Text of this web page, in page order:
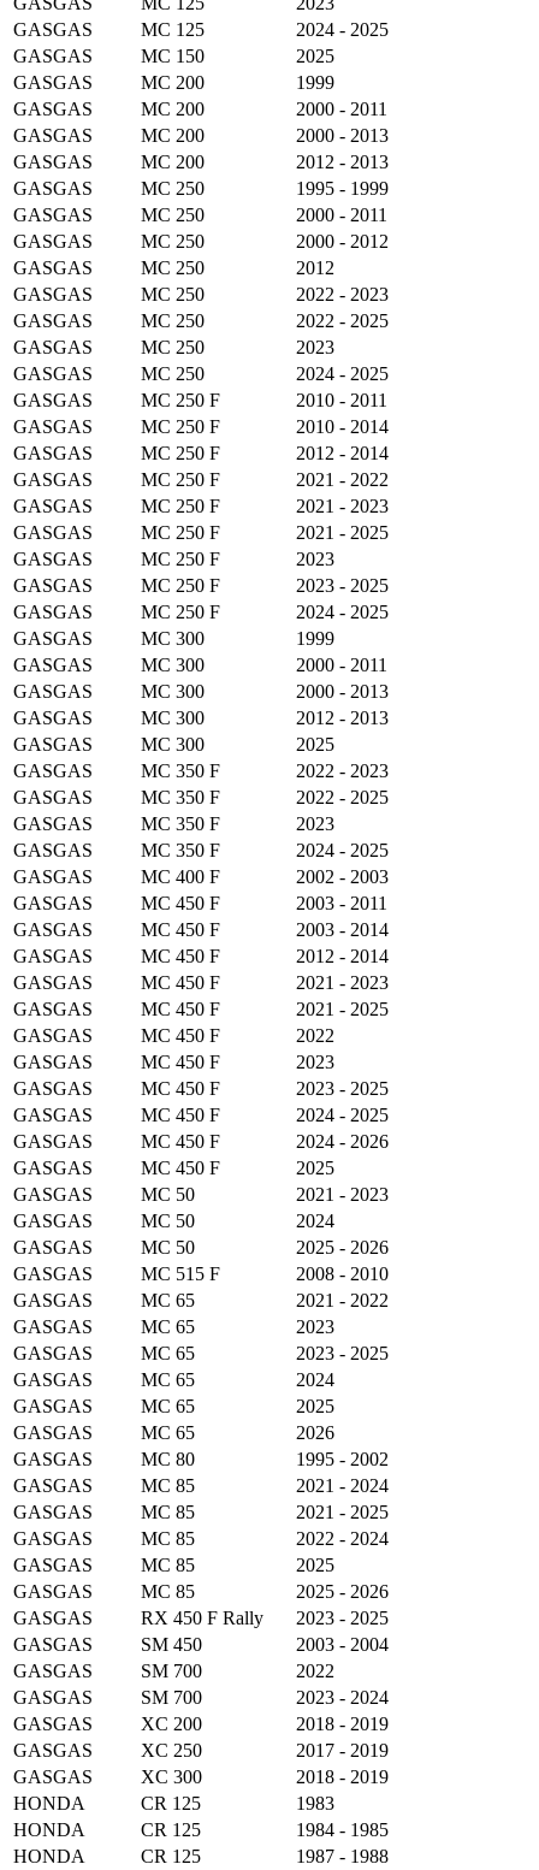
GASGAS
MC 125
2024 - 2025
GASGAS
MC 150
2025
GASGAS
MC 200
1999
GASGAS
MC 200
2000 - 2011
GASGAS
MC 200
2000 - 2013
GASGAS
MC 200
2012 - 2013
GASGAS
MC 250
1995 - 1999
GASGAS
MC 250
2000 - 2011
GASGAS
MC 250
2000 - 2012
GASGAS
MC 250
2012
GASGAS
MC 250
2022 - 2023
GASGAS
MC 250
2022 - 2025
GASGAS
MC 250
2023
GASGAS
MC 250
2024 - 2025
GASGAS
MC 250 F
2010 - 2011
GASGAS
MC 250 F
2010 - 2014
GASGAS
MC 250 F
2012 - 2014
GASGAS
MC 250 F
2021 - 2022
GASGAS
MC 250 F
2021 - 2023
GASGAS
MC 250 F
2021 - 2025
GASGAS
MC 250 F
2023
GASGAS
MC 250 F
2023 - 2025
GASGAS
MC 250 F
2024 - 2025
GASGAS
MC 300
1999
GASGAS
MC 300
2000 - 2011
GASGAS
MC 300
2000 - 2013
GASGAS
MC 300
2012 - 2013
GASGAS
MC 300
2025
GASGAS
MC 350 F
2022 - 2023
GASGAS
MC 350 F
2022 - 2025
GASGAS
MC 350 F
2023
GASGAS
MC 350 F
2024 - 2025
GASGAS
MC 400 F
2002 - 2003
GASGAS
MC 450 F
2003 - 2011
GASGAS
MC 450 F
2003 - 2014
GASGAS
MC 450 F
2012 - 2014
GASGAS
MC 450 F
2021 - 2023
GASGAS
MC 450 F
2021 - 2025
GASGAS
MC 450 F
2022
GASGAS
MC 450 F
2023
GASGAS
MC 450 F
2023 - 2025
GASGAS
MC 450 F
2024 - 2025
GASGAS
MC 450 F
2024 - 2026
GASGAS
MC 450 F
2025
GASGAS
MC 50
2021 - 2023
GASGAS
MC 50
2024
GASGAS
MC 50
2025 - 2026
GASGAS
MC 515 F
2008 - 2010
GASGAS
MC 65
2021 - 2022
GASGAS
MC 65
2023
GASGAS
MC 65
2023 - 2025
GASGAS
MC 65
2024
GASGAS
MC 65
2025
GASGAS
MC 65
2026
GASGAS
MC 80
1995 - 2002
GASGAS
MC 85
2021 - 2024
GASGAS
MC 85
2021 - 2025
GASGAS
MC 85
2022 - 2024
GASGAS
MC 85
2025
GASGAS
MC 85
2025 - 2026
GASGAS
RX 450 F Rally
2023 - 2025
GASGAS
SM 450
2003 - 2004
GASGAS
SM 700
2022
GASGAS
SM 700
2023 - 2024
GASGAS
XC 200
2018 - 2019
GASGAS
XC 250
2017 - 2019
GASGAS
XC 300
2018 - 2019
HONDA
CR 125
1983
HONDA
CR 125
1984 - 1985
HONDA
CR 125
1987 - 1988